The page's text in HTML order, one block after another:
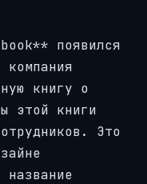
появился
компания
книгу о
этой книги
Это
название